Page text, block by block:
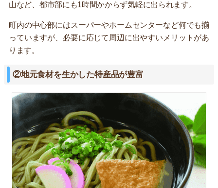
山など、都市部にも1時間かからず気軽に出られます。
町内の中心部にはスーパーやホームセンターなど何でも揃
っていますが、必要に応じて周辺に出やすいメリットがあ
ります。
②地元食材を生かした特産品が豊富